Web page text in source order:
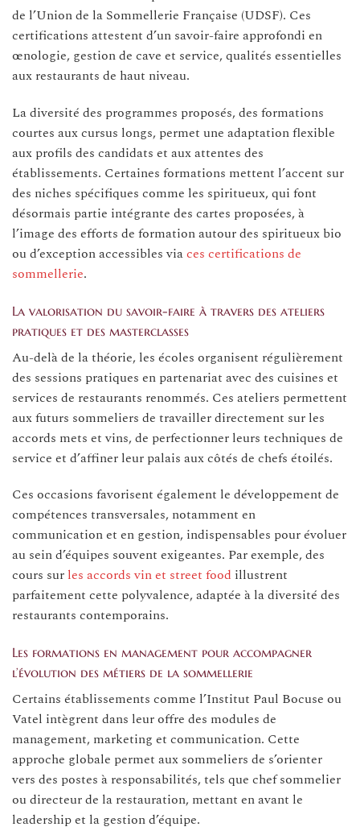
de l’Union de la Sommellerie Française (UDSF). Ces
certifications attestent d’un savoir-faire approfondi en
œnologie, gestion de cave et service, qualités essentielles
aux restaurants de haut niveau.
La diversité des programmes proposés, des formations
courtes aux cursus longs, permet une adaptation flexible
aux profils des candidats et aux attentes des
établissements. Certaines formations mettent l’accent sur
des niches spécifiques comme les spiritueux, qui font
désormais partie intégrante des cartes proposées, à
l’image des efforts de formation autour des spiritueux bio
ou d’exception accessibles viaces certifications de
sommellerie.
La valorisation du savoir-faire à travers des ateliers
pratiques et des masterclasses
Au-delà de la théorie, les écoles organisent régulièrement
des sessions pratiques en partenariat avec des cuisines et
services de restaurants renommés. Ces ateliers permettent
aux futurs sommeliers de travailler directement sur les
accords mets et vins, de perfectionner leurs techniques de
service et d’affiner leur palais aux côtés de chefs étoilés.
Ces occasions favorisent également le développement de
compétences transversales, notamment en
communication et en gestion, indispensables pour évoluer
au sein d’équipes souvent exigeantes. Par exemple, des
cours sur les accords vin et street food illustrent
parfaitement cette polyvalence, adaptée à la diversité des
restaurants contemporains.
Les formations en management pour accompagner
l’évolution des métiers de la sommellerie
Certains établissements comme l’Institut Paul Bocuse ou
Vatel intègrent dans leur offre des modules de
management, marketing et communication. Cette
approche globale permet aux sommeliers de s’orienter
vers des postes à responsabilités, tels que chef sommelier
ou directeur de la restauration, mettant en avant le
leadership et la gestion d’équipe.